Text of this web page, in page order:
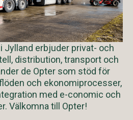
Jylland erbjuder privat- och
distribution, transport och
de Opter som stöd för
och ekonomiprocesser,
med e-conomic och
Välkomna till Opter!